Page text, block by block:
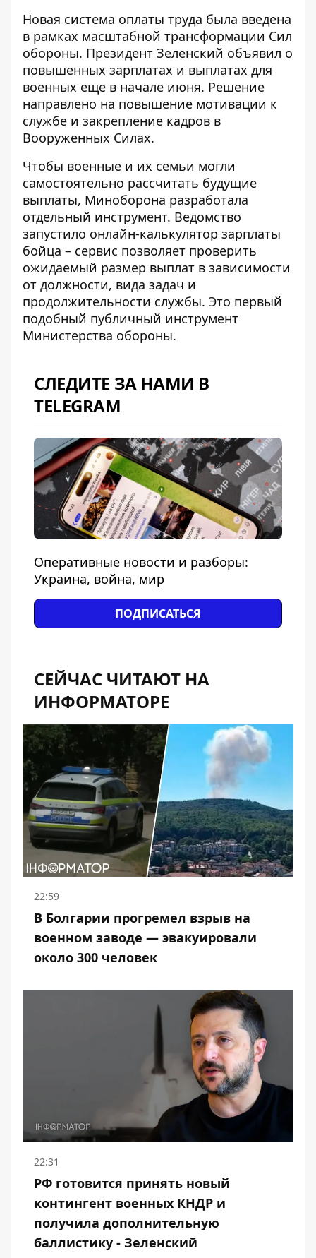
Новая система оплаты труда была введена
в рамках масштабной трансформации Сил
обороны. Президент Зеленский объявил о
повышенных зарплатах и ​​выплатах для
военных еще в начале июня. Решение
направлено на повышение мотивации к
службе и закрепление кадров в
Вооруженных Силах.
Чтобы военные и их семьи могли
самостоятельно рассчитать будущие
выплаты, Миноборона разработала
отдельный инструмент. Ведомство
запустило онлайн-калькулятор зарплаты
бойца – сервис позволяет проверить
ожидаемый размер выплат в зависимости
от должности, вида задач и
продолжительности службы. Это первый
подобный публичный инструмент
Министерства обороны.
СЛЕДИТЕ ЗА НАМИ В
TELEGRAM
Оперативные новости и разборы:
Украина, война, мир
ПОДПИСАТЬСЯ
СЕЙЧАС ЧИТАЮТ НА
ИНФОРМАТОРЕ
22:59
В Болгарии прогремел взрыв на
военном заводе — эвакуировали
около 300 человек
22:31
РФ готовится принять новый
контингент военных КНДР и
получила дополнительную
баллистику - Зеленский